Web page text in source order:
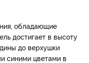
обладающие
достигает в высоту
до верхушки
синими цветами в